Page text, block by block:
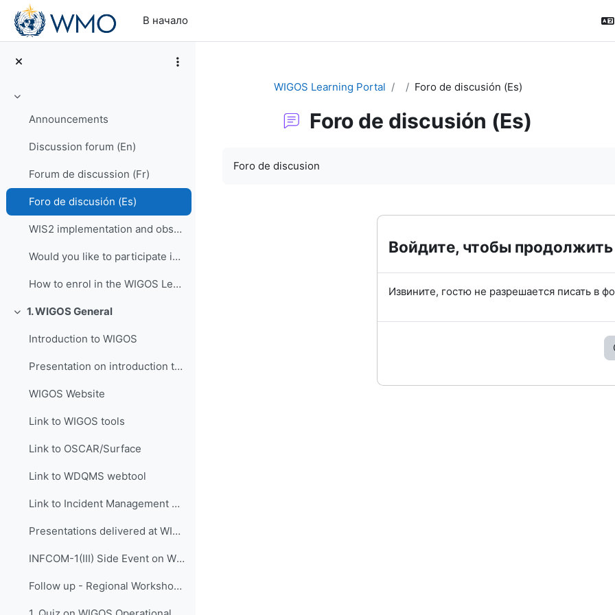
Перейти к основному содержанию
В начало
Свернуть
Announcements
Discussion forum (En)
Forum de discussion (Fr)
Foro de discusión (Es)
WIS2 implementation and observational data for NWP centers
Would you like to participate in an online OSCAR/Surface training course?
How to enrol in the WIGOS Learning Portal
Свернуть
1. WIGOS General
Introduction to WIGOS
Presentation on introduction to WIGOS
WIGOS Website
Link to WIGOS tools
Link to OSCAR/Surface
Link to WDQMS webtool
Link to Incident Management System for RWC (JIRA ECMWF)
Presentations delivered at WIGOS events
INFCOM-1(III) Side Event on WIGOS Tools, 14 April 2021
Follow up - Regional Workshop on WIGOS and WIS 2.0...
WIGOS Learning Portal Foro de discusión (Es)
Foro de discusión (Es)
Foro de discusion
Войдите, чтобы продолжить
Извините, гостю не разрешается писать в